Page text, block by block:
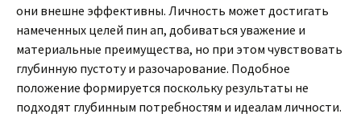
они внешне эффективны. Личность может достигать
намеченных целей пин ап, добиваться уважение и
материальные преимущества, но при этом чувствовать
глубинную пустоту и разочарование. Подобное
положение формируется поскольку результаты не
подходят глубинным потребностям и идеалам личности.